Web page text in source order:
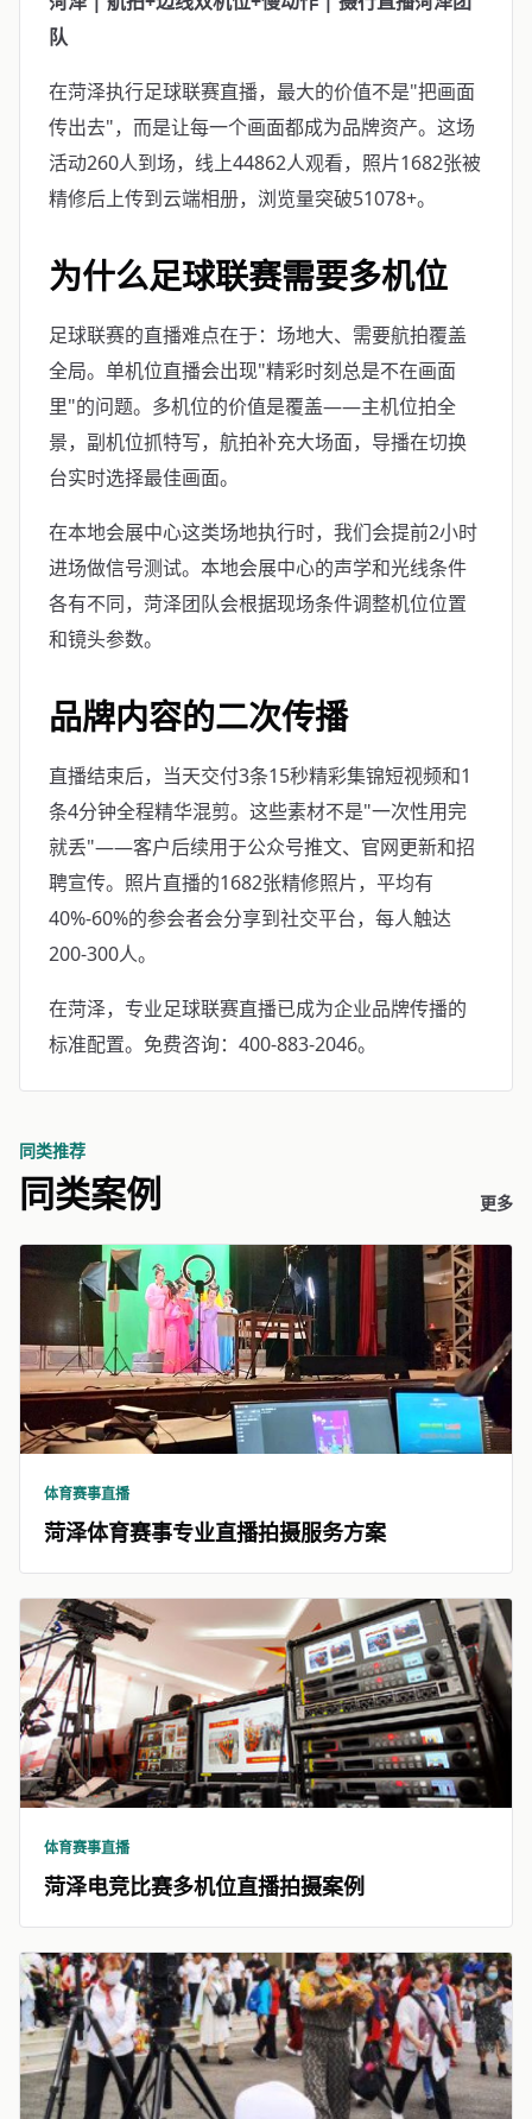
队
在菏泽执行足球联赛直播，最大的价值不是"把画面
传出去"，而是让每一个画面都成为品牌资产。这场
活动260人到场，线上44862人观看，照片1682张被
精修后上传到云端相册，浏览量突破51078+。
为什么足球联赛需要多机位
足球联赛的直播难点在于：场地大、需要航拍覆盖
全局。单机位直播会出现"精彩时刻总是不在画面
里"的问题。多机位的价值是覆盖——主机位拍全
景，副机位抓特写，航拍补充大场面，导播在切换
台实时选择最佳画面。
在本地会展中心这类场地执行时，我们会提前2小时
进场做信号测试。本地会展中心的声学和光线条件
各有不同，菏泽团队会根据现场条件调整机位位置
和镜头参数。
品牌内容的二次传播
直播结束后，当天交付3条15秒精彩集锦短视频和1
条4分钟全程精华混剪。这些素材不是"一次性用完
就丢"——客户后续用于公众号推文、官网更新和招
聘宣传。照片直播的1682张精修照片，平均有
40%-60%的参会者会分享到社交平台，每人触达
200-300人。
在菏泽，专业足球联赛直播已成为企业品牌传播的
标准配置。免费咨询：400-883-2046。
同类推荐
同类案例 更多
体育赛事直播
菏泽体育赛事专业直播拍摄服务方案
体育赛事直播
菏泽电竞比赛多机位直播拍摄案例